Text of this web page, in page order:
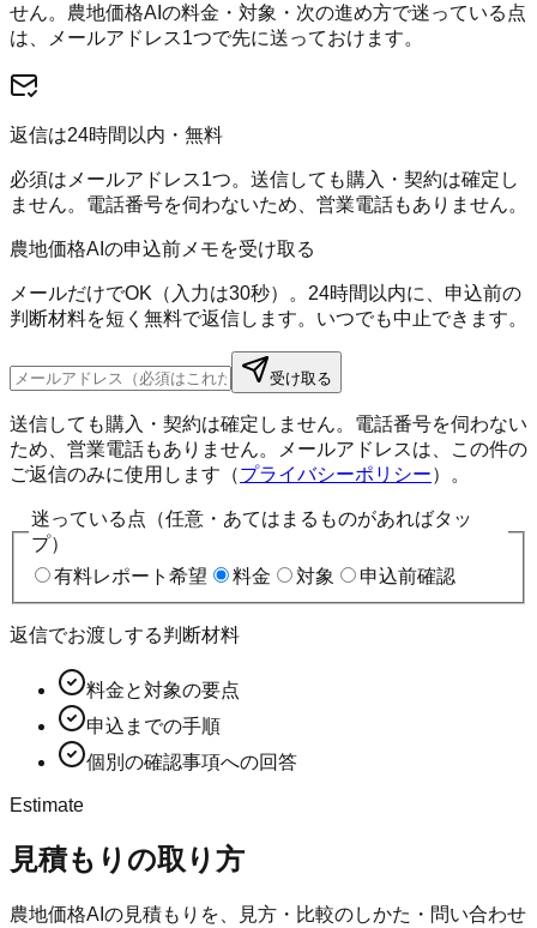
せん。 農地価格AI の料金・対象・次の進め方で迷っている点
は、メールアドレス1つで先に送っておけます。
返信は24時間以内・無料
必須はメールアドレス1つ。送信しても購入・契約は確定し
ません。電話番号を伺わないため、営業電話もありません。
農地価格AIの申込前メモを受け取る
メールだけでOK（入力は30秒）。24時間以内に、申込前の
判断材料を短く無料で返信します。いつでも中止できます。
受け取る
送信しても購入・契約は確定しません。電話番号を伺わない
ため、営業電話もありません。メールアドレスは、この件の
ご返信のみに使用します（プライバシーポリシー）。
迷っている点（任意・あてはまるものがあればタッ
プ）
有料レポート希望
料金 対象 申込前確認
返信でお渡しする判断材料
料金と対象の要点
申込までの手順
個別の確認事項への回答
Estimate
見積もりの取り方
農地価格AIの見積もりを、見方・比較のしかた・問い合わせ